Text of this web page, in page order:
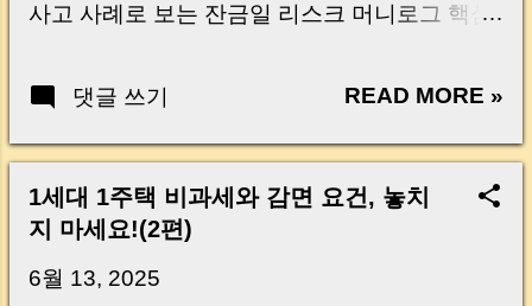
사고 사례로 보는 잔금일 리스크 머니로그 핵심
Your Account Is It Safe If the Seller Has a
Real Risks and Mistakes to Avoid MoneyLog
Key Takeaway 혹시 이런 생각 해보신 적 있으
신가요? “잔금일… 그냥 돈 보내고 끝나는 거 아
닌가요?” 하지만 현장에서 보면 전혀 그렇지 않
습니다. 잔금일은 ‘서류 몇 장 처리하는 날’이 아
댓글 쓰기 READ MORE »
1세대 1주택 비과세와 감면 요건, 놓치
지 마세요!(2편)
6월 13, 2025